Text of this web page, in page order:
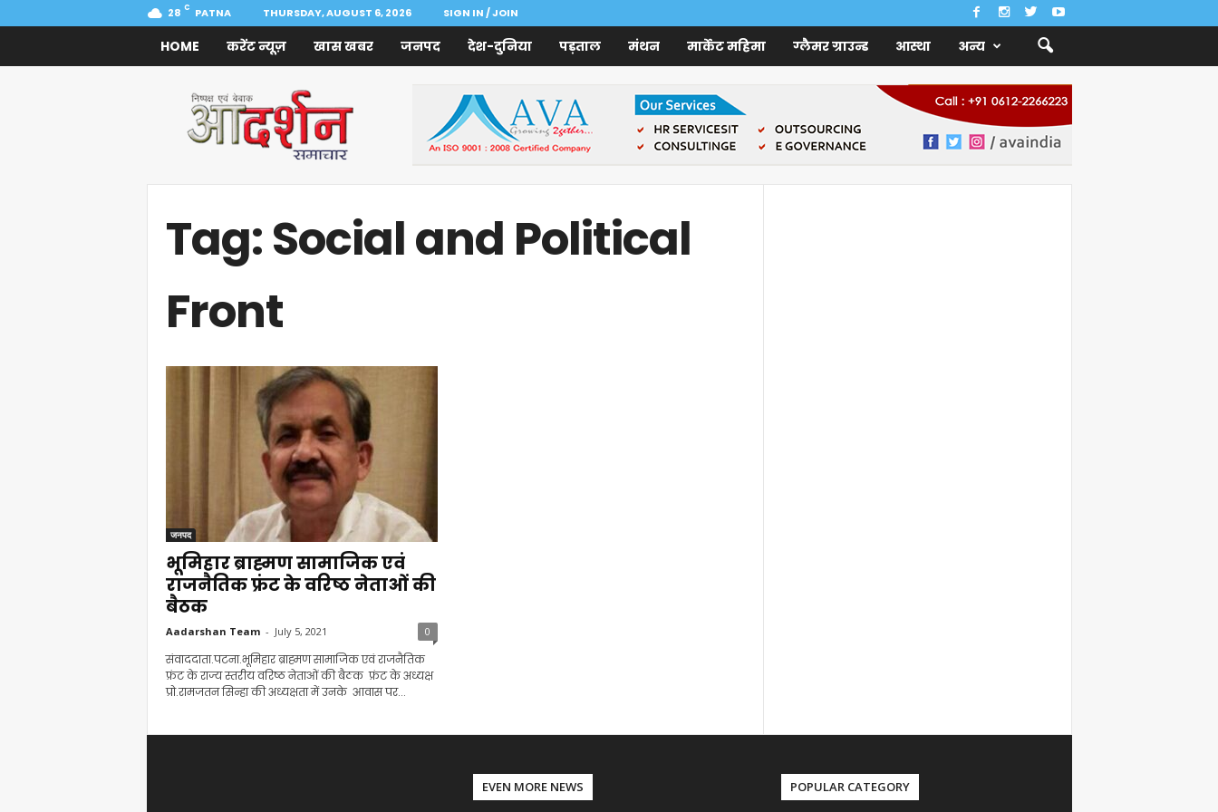
28 C PATNA THURSDAY, AUGUST 6, 2026 SIGN IN / JOIN
HOME करेंट न्यूज़ खास खबर जनपद देश-दुनिया पड़ताल मंथन मार्केट महिमा ग्लैमर ग्राउन्ड आस्था अन्य
Samachar
Tag: Social and Political
Front
जनपद
भूमिहार ब्राह्मण सामाजिक एवं
राजनैतिक फ्रंट के वरिष्ठ नेताओं की
बैठक
Aadarshan Team - July 5, 2021 0
संवाददाता.पटना.भूमिहार ब्राह्मण सामाजिक एवं राजनैतिक
फ्रंट के राज्य स्तरीय वरिष्ठ नेताओं की बैठक फ्रंट के अध्यक्ष
प्रो.रामजतन सिन्हा की अध्यक्षता में उनके आवास पर...
EVEN MORE NEWS POPULAR CATEGORY